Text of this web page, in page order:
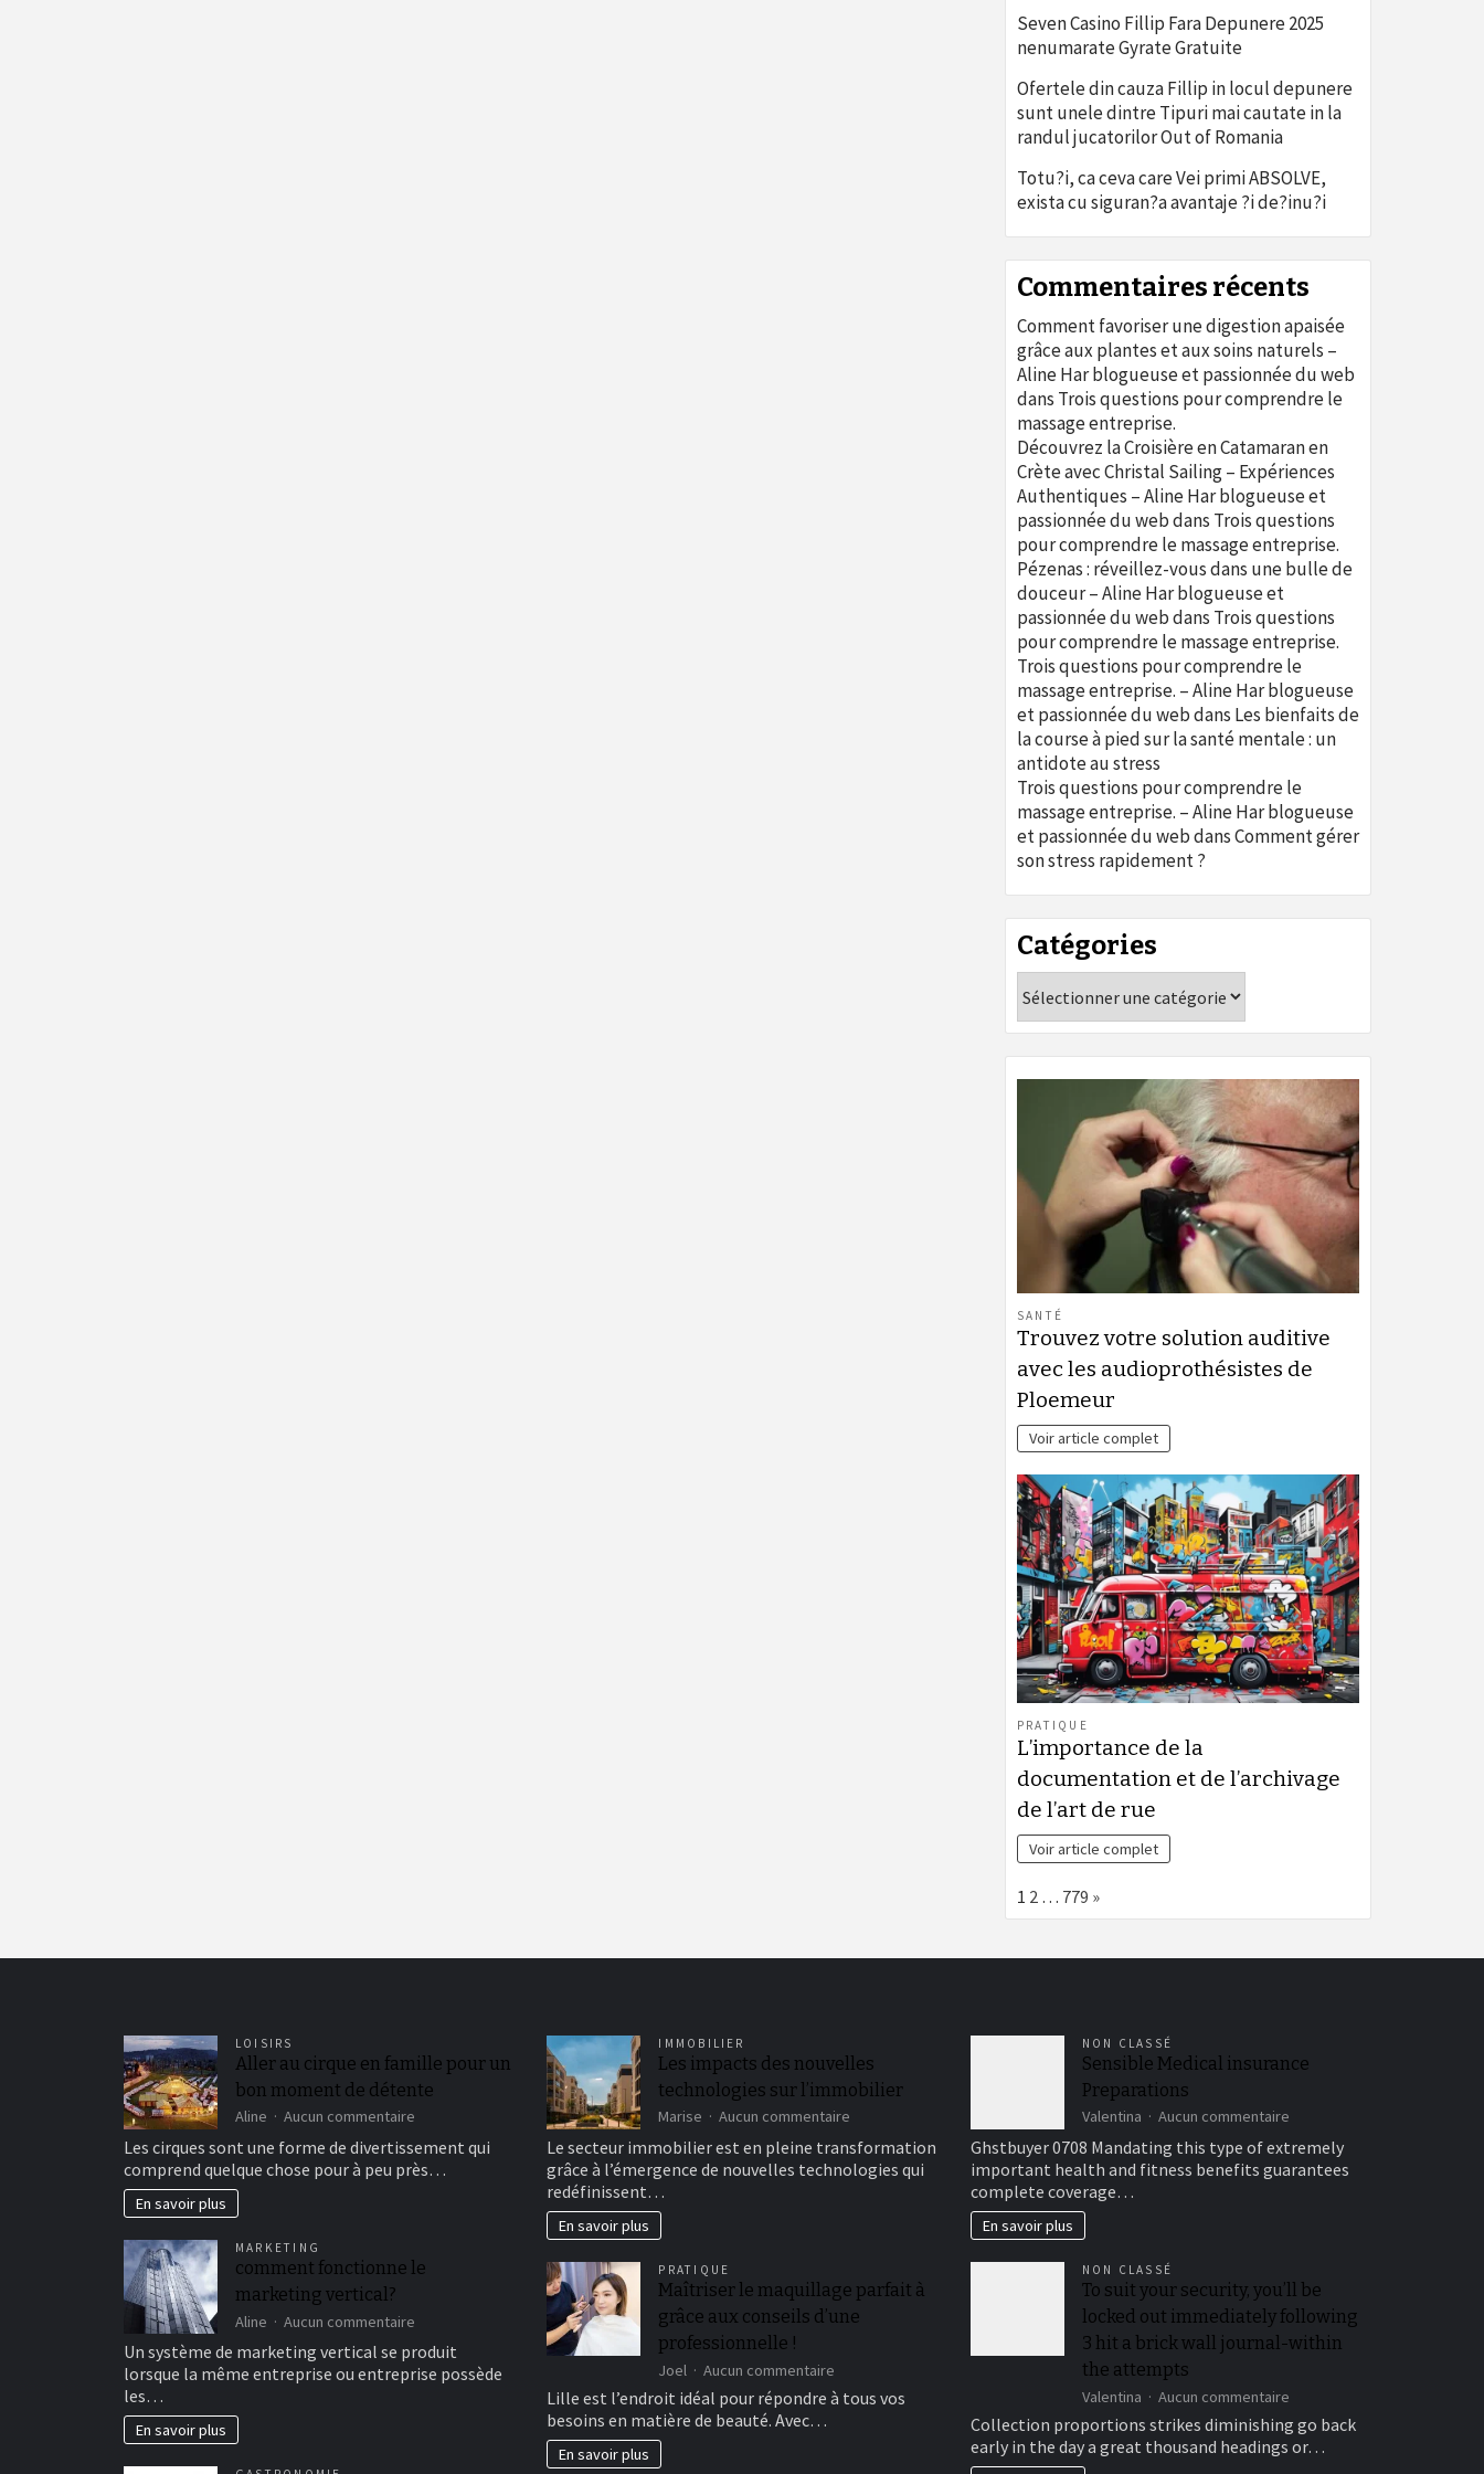
Seven Casino Fillip Fara Depunere 2025
nenumarate Gyrate Gratuite
Ofertele din cauza Fillip in locul depunere
sunt unele dintre Tipuri mai cautate in la
randul jucatorilor Out of Romania
Totu?i, ca ceva care Vei primi ABSOLVE,
exista cu siguran?a avantaje ?i de?inu?i
Commentaires récents
Comment favoriser une digestion apaisée
grâce aux plantes et aux soins naturels –
Aline Har blogueuse et passionnée du web
dans Trois questions pour comprendre le
massage entreprise.
Découvrez la Croisière en Catamaran en
Crète avec Christal Sailing – Expériences
Authentiques – Aline Har blogueuse et
passionnée du webdans Trois questions
pour comprendre le massage entreprise.
Pézenas : réveillez-vous dans une bulle de
douceur – Aline Har blogueuse et
passionnée du webdans Trois questions
pour comprendre le massage entreprise.
Trois questions pour comprendre le
massage entreprise. – Aline Har blogueuse
et passionnée du webdans Les bienfaits de
la course à pied sur la santé mentale : un
antidote au stress
Trois questions pour comprendre le
massage entreprise. – Aline Har blogueuse
et passionnée du webdansComment gérer
son stress rapidement ?
Catégories
SANTÉ
Trouvez votre solution auditive
avec les audioprothésistes de
Ploemeur
Voir article complet
PRATIQUE
L’importance de la
documentation et de l’archivage
de l’art de rue
Voir article complet
Page:
1 2 … 779 Next
»
LOISIRS
Aller au cirque en famille pour un
bon moment de détente
Aline Aucun commentaire
au
cirque
bon
Les cirques sont une forme de divertissement qui
comprend quelque chose pour à peu près…
En savoir plus
MARKETING
comment fonctionne le
marketing vertical?
Aline Aucun commentaire
fonctionne
le
Un système de marketing vertical se produit
lorsque la même entreprise ou entreprise possède
les…
En savoir plus
IMMOBILIER
Les impacts des nouvelles
technologies sur l’immobilier
Marise Aucun commentaire
impacts
des
Le secteur immobilier est en pleine transformation
grâce à l’émergence de nouvelles technologies qui
redéfinissent…
En savoir plus
PRATIQUE
Maîtriser le maquillage parfait à
grâce aux conseils d’une
professionnelle !
Joel Aucun commentaire
Maîtriser
le
Lille est l’endroit idéal pour répondre à tous vos
besoins en matière de beauté. Avec…
En savoir plus
NON CLASSÉ
Sensible Medical insurance
Preparations
Valentina Aucun commentairesur
Medical
insurance
Ghstbuyer 0708 Mandating this type of extremely
important health and fitness benefits guarantees
complete coverage…
En savoir plus
NON CLASSÉ
To suit your security, you’ll be
locked out immediately following
3 hit a brick wall journal-within
the attempts
Valentina Aucun commentairesur
suit
your
Collection proportions strikes diminishing go back
early in the day a great thousand headings or…